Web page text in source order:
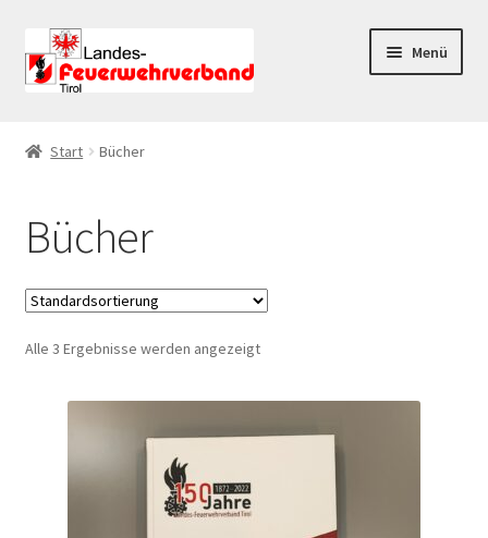
Navigation
springen
Zum
Inhalt
springen
Menü
Datenschutz
Datenschutzerklärung
Impressum
Kasse
Versand und Zahlung
Start Bücher
Bücher
Alle 3 Ergebnisse werden angezeigt